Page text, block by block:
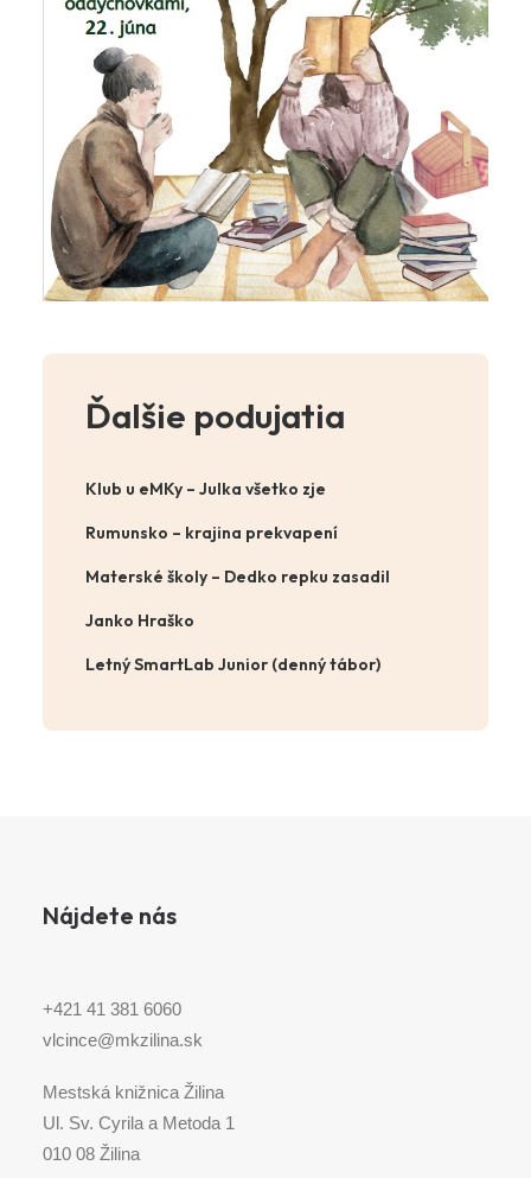
Ďalšie podujatia
Klub u eMKy – Julka všetko zje
Rumunsko – krajina prekvapení
Materské školy – Dedko repku zasadil
Janko Hraško
Letný SmartLab Junior (denný tábor)
Nájdete nás
+421 41 381 6060
vlcince@mkzilina.sk
Mestská knižnica Žilina
Ul. Sv. Cyrila a Metoda 1
010 08 Žilina